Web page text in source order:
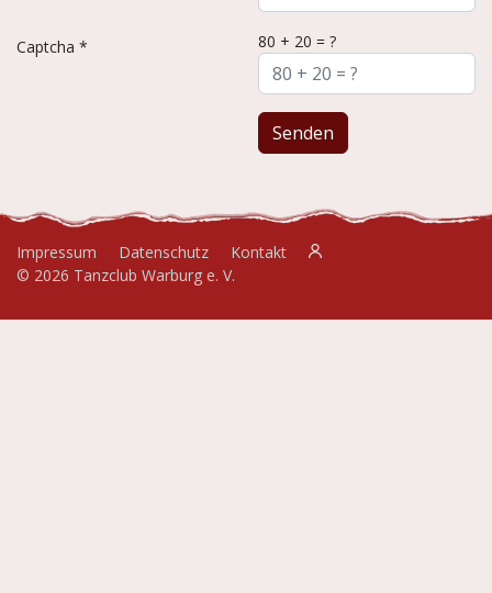
Captcha * 80 + 20 = ?
Senden
Impressum Datenschutz
Kontakt
© 2026 Tanzclub Warburg e. V.